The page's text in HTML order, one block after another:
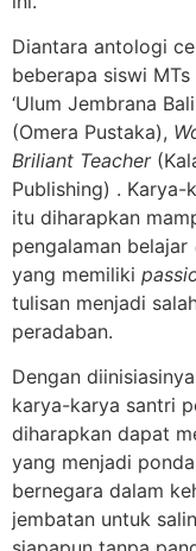
Diantara antologi
beberapa siswi
‘Ulum Jembrana
(Omera Pustaka),
Briliant Teacher
Publishing) .
itu diharapkan
pengalaman belajar
yang memiliki
tulisan menjadi
peradaban.
Dengan
karya-karya santri
diharapkan dapat
yang menjadi
bernegara dalam
jembatan untuk